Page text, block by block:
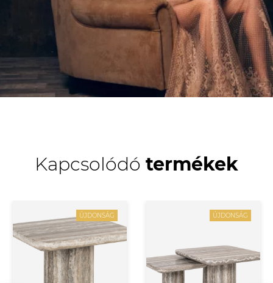
Kapcsolódó termékek
ÚJDONSÁG ÚJDONSÁG